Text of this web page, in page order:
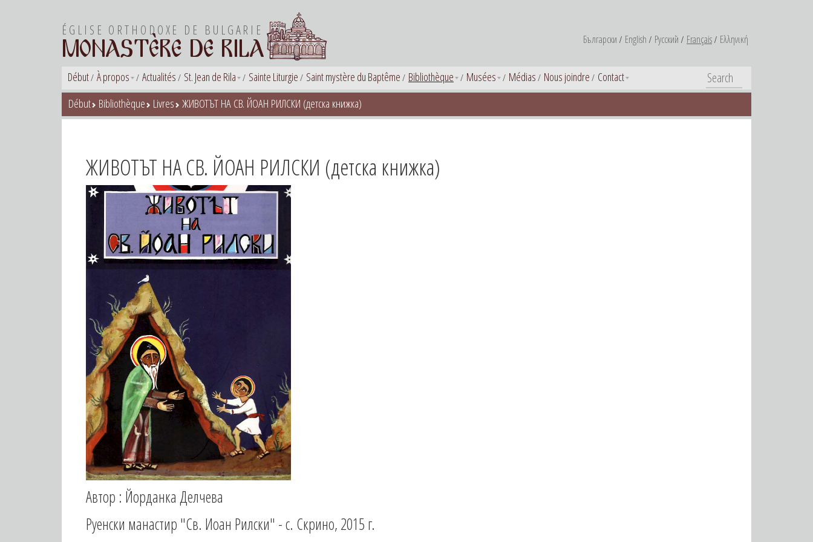
ÉGLISE ORTHODOXE DE BULGARIE
MONASTÈRE DE RILA Български English Русский Français Ελληνική
Début À propos Actualités St. Jean de Rila Sainte Liturgie Saint mystère du Baptême Bibliothèque Musées Médias Nous joindre Contact
Début Bibliothèque Livres ЖИВОТЪТ НА СВ. ЙОАН РИЛСКИ (детска книжка)
ЖИВОТЪТ НА СВ. ЙОАН РИЛСКИ (детска книжка)
Автор : Йорданка Делчева
Руенски манастир "Св. Иоан Рилски" - с. Скрино, 2015 г.